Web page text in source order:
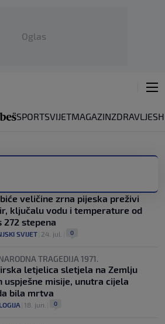
Oglas
SPORTSVIJETMAGAZINZDRAVLJE
veličine zrna pijeska preživi
ključalu vodu i temperature od
272 stepena
SVIJET 24. jul. 0
TRAGEDIJA 1971.
letjelica sletjela na Zemlju
uspješne misije, unutra cijela
bila mrtva
18. jun. 0